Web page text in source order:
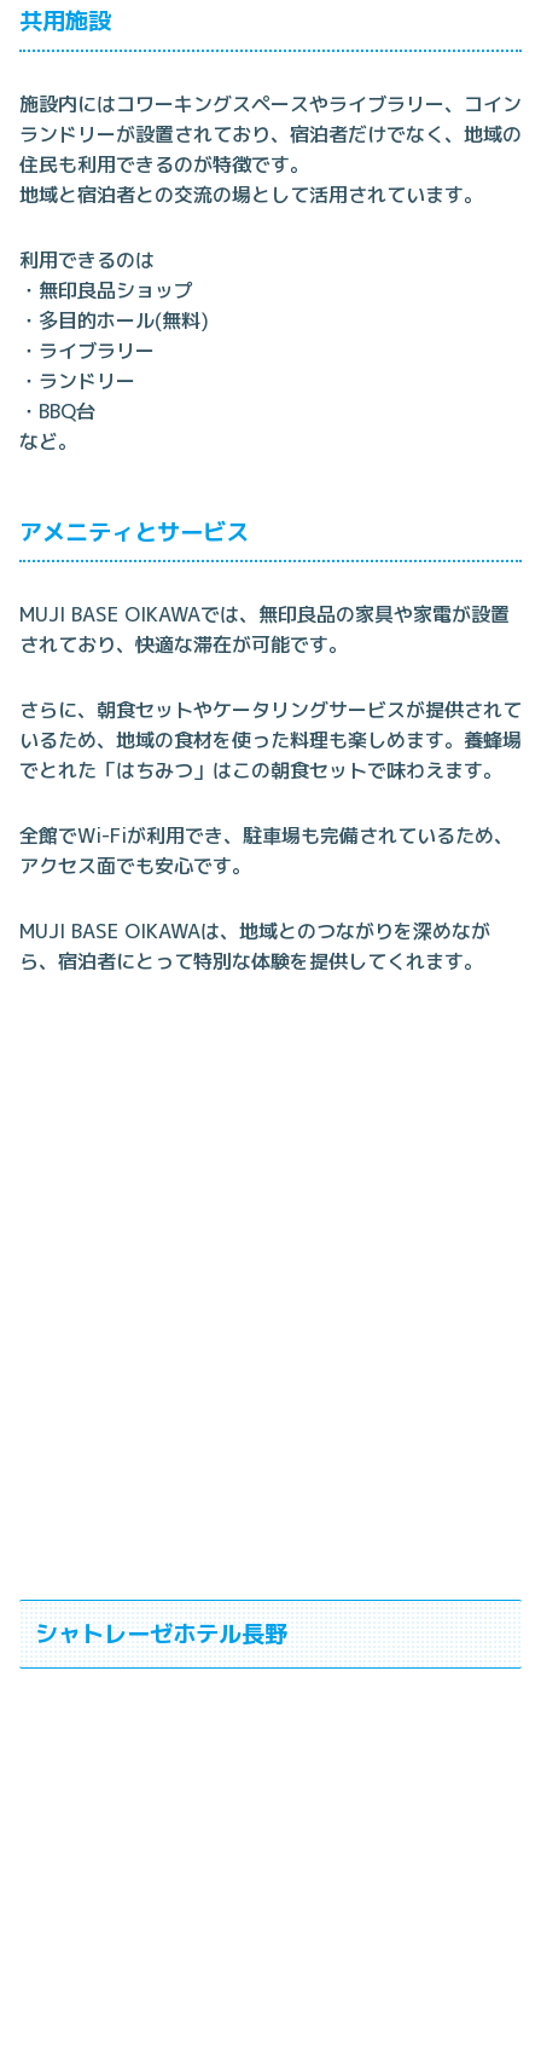
共用施設
施設内にはコワーキングスペースやライブラリー、コイン
ランドリーが設置されており、宿泊者だけでなく、地域の
住民も利用できるのが特徴です。
地域と宿泊者との交流の場として活用されています。
利用できるのは
・無印良品ショップ
・多目的ホール(無料)
・ライブラリー
・ランドリー
・BBQ台
など。
アメニティとサービス
MUJI BASE OIKAWAでは、無印良品の家具や家電が設置
されており、快適な滞在が可能です。
さらに、朝食セットやケータリングサービスが提供されて
いるため、地域の食材を使った料理も楽しめます。養蜂場
でとれた「はちみつ」はこの朝食セットで味わえます。
全館でWi-Fiが利用でき、駐車場も完備されているため、
アクセス面でも安心です。
MUJI BASE OIKAWAは、地域とのつながりを深めなが
ら、宿泊者にとって特別な体験を提供してくれます。
シャトレーゼホテル長野